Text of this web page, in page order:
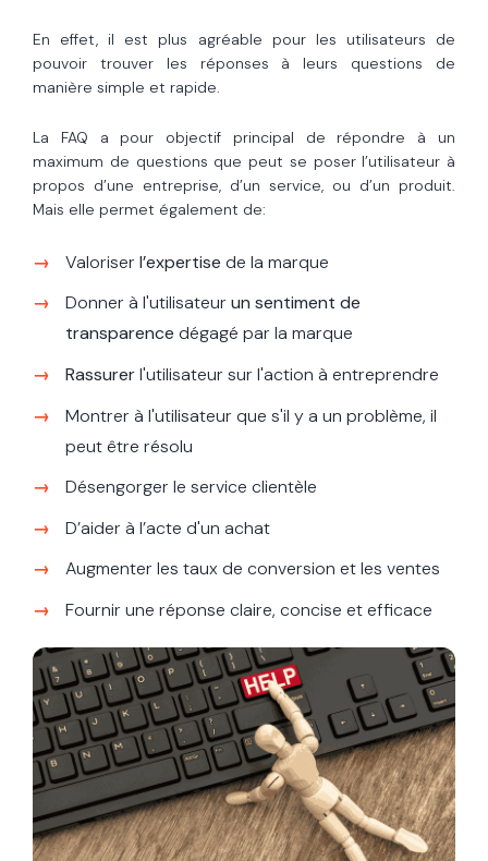
En effet, il est plus agréable pour les utilisateurs de
pouvoir trouver les réponses à leurs questions de
manière simple et rapide.
La FAQ a pour objectif principal de répondre à un
maximum de questions que peut se poser l’utilisateur à
propos d’une entreprise, d’un service, ou d’un produit.
Mais elle permet également de:
Valoriserl’expertise de la marque
Donner à l'utilisateurun sentiment de
transparence dégagé par la marque
Rassurerl'utilisateur sur l'action à entreprendre
Montrer à l'utilisateur que s'il y a un problème, il
peut être résolu
Désengorger le service clientèle
D’aider à l’acte d'un achat
Augmenter les taux de conversion et les ventes
Fournir une réponse claire, concise et efficace